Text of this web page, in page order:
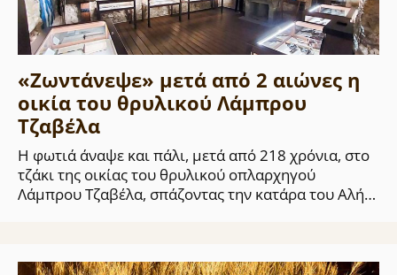
«Ζωντάνεψε» μετά από 2 αιώνες η
οικία του θρυλικού Λάμπρου
Τζαβέλα
Η φωτιά άναψε και πάλι, μετά από 218 χρόνια, στο
τζάκι της οικίας του θρυλικού οπλαρχηγού
Λάμπρου Τζαβέλα, σπάζοντας την κατάρα του Αλή…